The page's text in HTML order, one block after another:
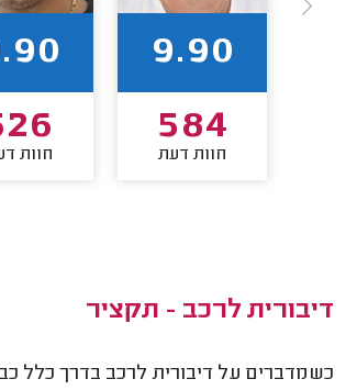
9.90
584
חוות דעת חוות
דיבורית לרכב - תקציר
כשמדברים על דיבורית לרכב בדרך כלל